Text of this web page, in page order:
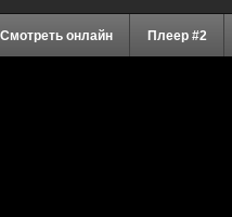
Смотреть онлайн Плеер #2